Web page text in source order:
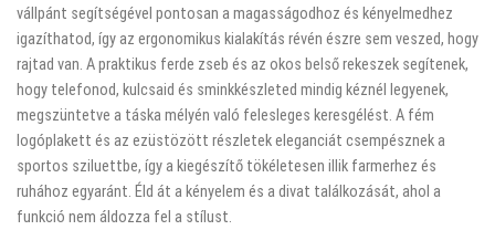
vállpánt segítségével pontosan a magasságodhoz és kényelmedhez
igazíthatod, így az ergonomikus kialakítás révén észre sem veszed, hogy
rajtad van. A praktikus ferde zseb és az okos belső rekeszek segítenek,
hogy telefonod, kulcsaid és sminkkészleted mindig kéznél legyenek,
megszüntetve a táska mélyén való felesleges keresgélést. A fém
logóplakett és az ezüstözött részletek eleganciát csempésznek a
sportos sziluettbe, így a kiegészítő tökéletesen illik farmerhez és
ruhához egyaránt. Éld át a kényelem és a divat találkozását, ahol a
funkció nem áldozza fel a stílust.